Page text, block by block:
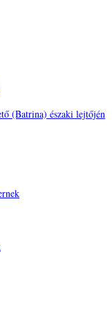
(Batrina) északi lejtőjén